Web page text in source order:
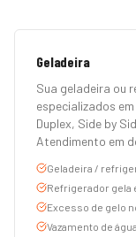
Geladeira
Sua geladeira ou
especializados
Duplex, Side by
Atendimento em
Geladeira /
Refrigerador gela
Excesso de gelo
Vazamento de